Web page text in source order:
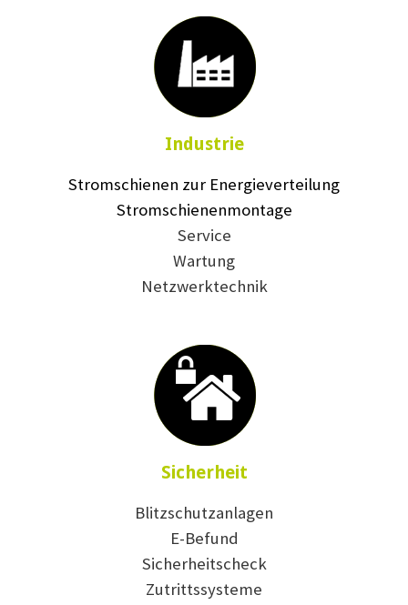
Industrie
Stromschienen zur Energieverteilung
Stromschienenmontage
Service
Wartung
Netzwerktechnik
Sicherheit
Blitzschutzanlagen
E-Befund
Sicherheitscheck
Zutrittssysteme